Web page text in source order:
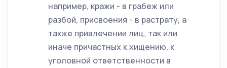
например, кражи - в грабеж или
разбой, присвоения - в растрату, а
также привлечении лиц, так или
иначе причастных к хищению, к
уголовной ответственности в